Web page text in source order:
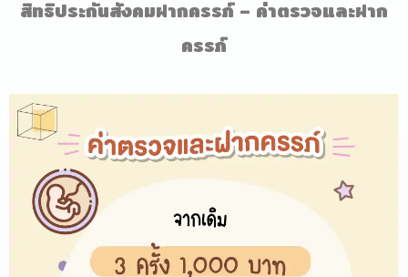
สิทธิประกันสังคมฝากครรภ์ – ค่าตรวจและฝาก
ครรภ์